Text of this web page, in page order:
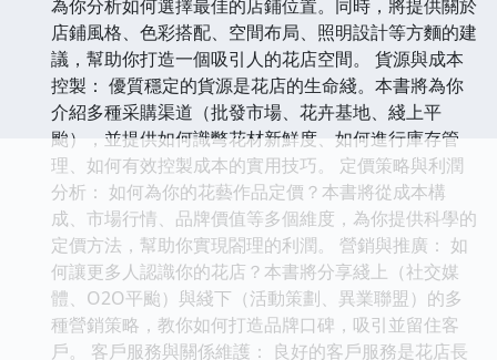
為你分析如何選擇最佳的店鋪位置。同時，將提供關於
店鋪風格、色彩搭配、空間布局、照明設計等方麵的建
議，幫助你打造一個吸引人的花店空間。 貨源與成本
控製： 優質穩定的貨源是花店的生命綫。本書將為你
介紹多種采購渠道（批發市場、花卉基地、綫上平
颱），並提供如何識彆花材新鮮度、如何進行庫存管
理、如何有效控製成本的實用技巧。 定價策略與利潤
分析： 如何為你的花藝作品定價？本書將從成本構
成、市場行情、品牌價值等多個維度，為你提供科學的
定價方法，幫助你實現閤理的利潤。 營銷與推廣： 如
何讓更多人認識你的花店？本書將分享綫上（社交媒
體、O2O平颱）與綫下（活動策劃、異業聯盟）的多
種營銷策略，教你如何打造品牌口碑，吸引並留住客
戶。 客戶服務與關係維護： 良好的客戶服務是花店長